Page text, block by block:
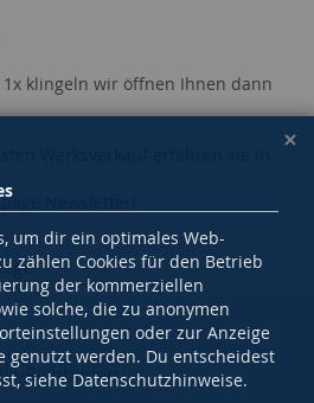
klingeln wir öffnen Ihnen dann
Newsletter!
Richtlinien
um dir ein optimales Web-
zählen Cookies für den Betrieb
der kommerziellen
solche, die zu anonymen
oder zur Anzeige
genutzt werden. Du entscheidest
siehe Datenschutzhinweise.